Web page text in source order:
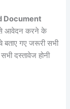
Document
आवेदन करने के
बताए गए जरूरी सभी
दस्तावेज होनी